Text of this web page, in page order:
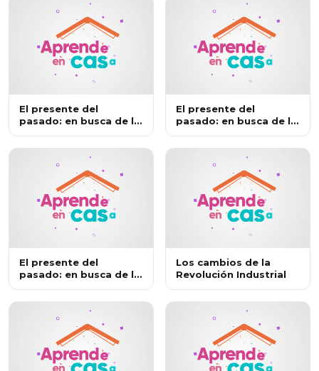
El presente del
pasado: en busca de la
El presente del
pasado: en busca de la
El presente del
pasado: en busca de la
Los cambios de la
Revolución Industrial